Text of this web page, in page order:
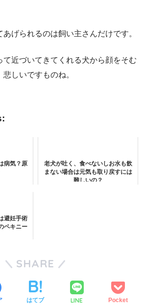
げられるのは飼い主さんだけです。
て近づいてきてくれる犬から顔をそむ
しいですものね。
病気？原
老犬が吐く、食べないしお水も飲
まない場合は元気も取り戻すには
難しいの？
避妊手術
ペキニー
SHARE
はてブ LINE Pocket